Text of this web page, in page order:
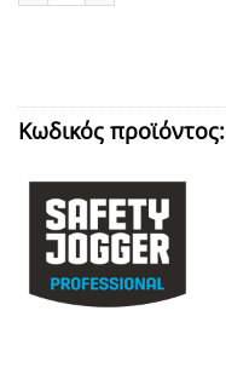
Κωδικός προϊόντος: